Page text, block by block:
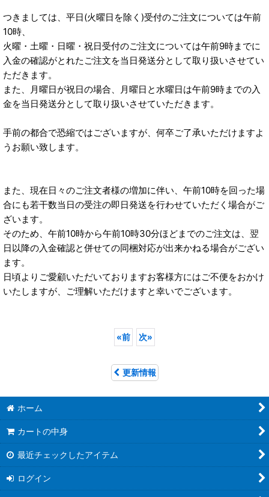
つきましては、平日(火曜日を除く)受付のご注文については午前
10時、
火曜・土曜・日曜・祝日受付のご注文については午前9時までに
入金の確認がとれたご注文を当日発送分として取り扱いさせてい
ただきます。
また、月曜日が祝日の場合、月曜日と水曜日は午前9時までの入
金を当日発送分として取り扱いさせていただきます。
手前の都合で恐縮ではございますが、何卒ご了承いただけますよ
うお願い致します。
また、現在日々のご注文者様の増加に伴い、午前10時を回った場
合にも若干数当日の受注の即日発送を行わせていただく場合がご
ざいます。
そのため、午前10時から午前10時30分ほどまでのご注文は、翌
日以降の入金確認と併せての同梱対応が出来かねる場合がござい
ます。
日頃よりご愛顧いただいておりますお客様方にはご不便をおかけ
いたしますが、ご理解いただけますと幸いでございます。
«前 次»
更新情報
ホーム
カートの中身
最近チェックしたアイテム
ログイン